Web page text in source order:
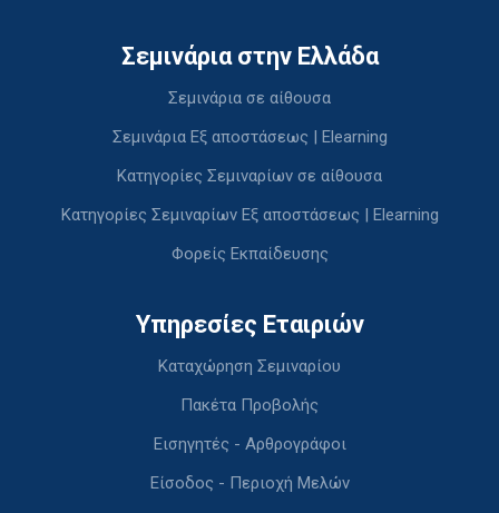
Σεμινάρια στην Ελλάδα
Σεμινάρια σε αίθουσα
Σεμινάρια Εξ αποστάσεως | Elearning
Κατηγορίες Σεμιναρίων σε αίθουσα
Κατηγορίες Σεμιναρίων Εξ αποστάσεως | Elearning
Φορείς Εκπαίδευσης
Υπηρεσίες Εταιριών
Καταχώρηση Σεμιναρίου
Πακέτα Προβολής
Εισηγητές - Αρθρογράφοι
Είσοδος - Περιοχή Μελών